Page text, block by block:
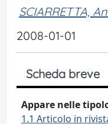
SCIARRETTA,
2008-01-01
Scheda breve
Appare nelle
1.1 Articolo in